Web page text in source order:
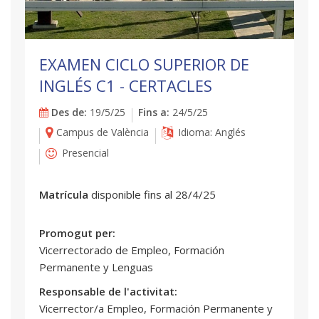
EXAMEN CICLO SUPERIOR DE
INGLÉS C1 - CERTACLES
Des de: 19/5/25 Fins a: 24/5/25
Campus de València
Idioma: Anglés
Presencial
Matrícula disponible fins al 28/4/25
Promogut per:
Vicerrectorado de Empleo, Formación
Permanente y Lenguas
Responsable de l'activitat:
Vicerrector/a Empleo, Formación Permanente y